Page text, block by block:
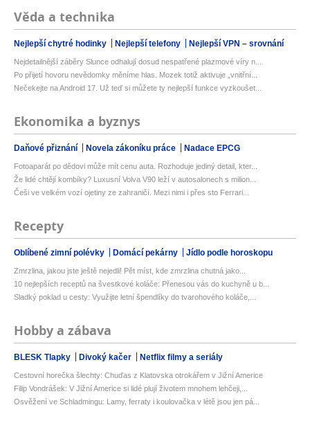
Věda a technika
Nejlepší chytré hodinky Nejlepší telefony Nejlepší VPN – srovnání
Nejdetailnější záběry Slunce odhalují dosud nespatřené plazmové víry n...
Po přijetí hovoru nevědomky měníme hlas. Mozek totiž aktivuje „vnitřní...
Nečekejte na Android 17. Už teď si můžete ty nejlepší funkce vyzkoušet...
Ekonomika a byznys
Daňové přiznání Novela zákoníku práce Nadace EPCG
Fotoaparát po dědovi může mít cenu auta. Rozhoduje jediný detail, kter...
Že lidé chtějí kombíky? Luxusní Volva V90 leží v autosalonech s milion...
Češi ve velkém vozí ojetiny ze zahraničí. Mezi nimi i přes sto Ferrari...
Recepty
Oblíbené zimní polévky Domácí pekárny Jídlo podle horoskopu
Zmrzlina, jakou jste ještě nejedli! Pět míst, kde zmrzlina chutná jako...
10 nejlepších receptů na švestkové koláče: Přenesou vás do kuchyně u b...
Sladký poklad u cesty: Využijte letní špendlíky do tvarohového koláče,...
Hobby a zábava
BLESK Tlapky Divoký kačer Netflix filmy a seriály
Cestovní horečka šlechty: Chuďas z Klatovska otrokářem v Jižní Americe
Filip Vondrášek: V Jižní Americe si lidé plují životem mnohem lehčeji,...
Osvěžení ve Schladmingu: Lamy, ferraty i koulovačka v létě jsou jen pá...